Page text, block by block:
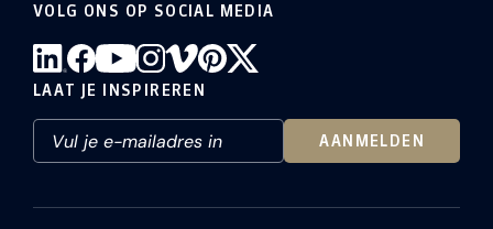
VOLG ONS OP SOCIAL MEDIA
LAAT JE INSPIREREN
AANMELDEN